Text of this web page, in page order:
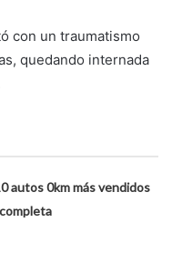
con un traumatismo
quedando internada
autos 0km más vendidos